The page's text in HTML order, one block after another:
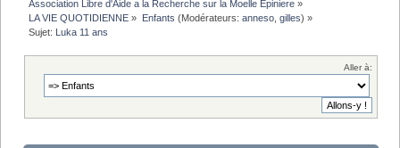
Association Libre d'Aide a la Recherche sur la Moelle Epiniere »
LA VIE QUOTIDIENNE » Enfants (Modérateurs: anneso, gilles) »
Sujet: Luka 11 ans
Aller à: